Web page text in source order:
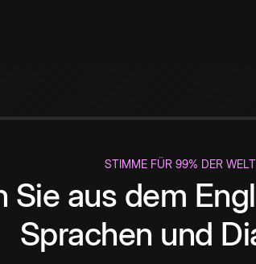
STIMME FÜR 99% DER WELT
Sie aus dem
Sprachen und